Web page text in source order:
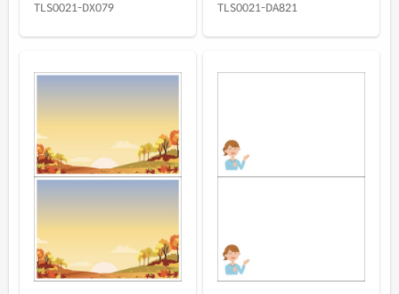
TLS0021-DX079 TLS0021-DA821